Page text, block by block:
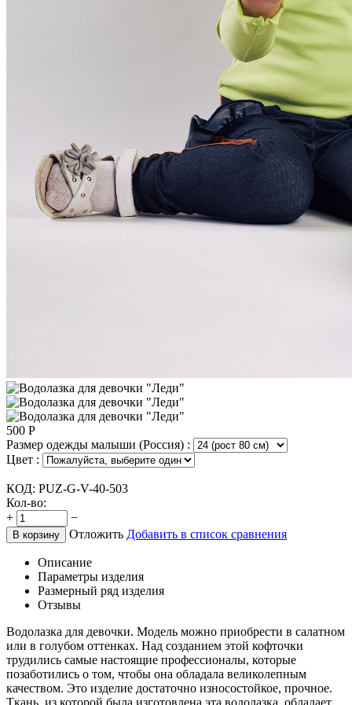
500 Р
Размер одежды малыши (Россия) :
Цвет :
КОД: PUZ-G-V-40-503
Кол-во:
+
−
В корзину Отложить Добавить в список сравнения
Описание
Параметры изделия
Размерный ряд изделия
Отзывы
Водолазка для девочки. Модель можно приобрести в салатном
или в голубом оттенках. Над созданием этой кофточки
трудились самые настоящие профессионалы, которые
позаботились о том, чтобы она обладала великолепным
качеством. Это изделие достаточно износостойкое, прочное.
Ткань, из которой была изготовлена эта водолазка, обладает